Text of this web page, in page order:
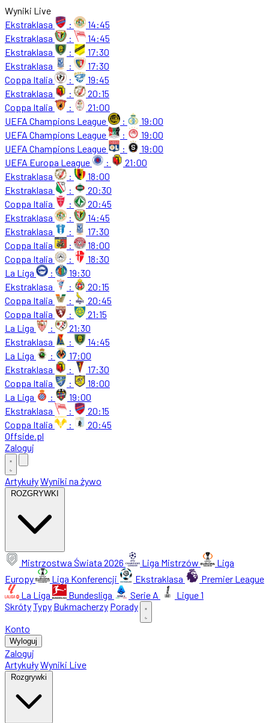
Wyniki Live
Ekstraklasa
:
14:45
Ekstraklasa
:
14:45
Ekstraklasa
:
17:30
Ekstraklasa
:
17:30
Coppa Italia
:
19:45
Ekstraklasa
:
20:15
Coppa Italia
:
21:00
UEFA Champions League
:
19:00
UEFA Champions League
:
19:00
UEFA Champions League
:
19:00
UEFA Europa League
:
21:00
Ekstraklasa
:
18:00
Ekstraklasa
:
20:30
Coppa Italia
:
20:45
Ekstraklasa
:
14:45
Ekstraklasa
:
17:30
Coppa Italia
:
18:00
Coppa Italia
:
18:30
La Liga
:
19:30
Ekstraklasa
:
20:15
Coppa Italia
:
20:45
Coppa Italia
:
21:15
La Liga
:
21:30
Ekstraklasa
:
14:45
La Liga
:
17:00
Ekstraklasa
:
17:30
Coppa Italia
:
18:00
La Liga
:
19:00
Ekstraklasa
:
20:15
Coppa Italia
:
20:45
Offside.pl
Zaloguj
ArtykułyWyniki na żywo
ROZGRYWKI
Mistrzostwa Świata 2026 Liga Mistrzów
Liga
Europy
Liga Konferencji Ekstraklasa
Premier League
La Liga
Bundesliga Serie A
Ligue 1
SkrótyTypy Bukmacherzy Porady
Konto
Wyloguj
Zaloguj
ArtykułyWyniki Live
Rozgrywki